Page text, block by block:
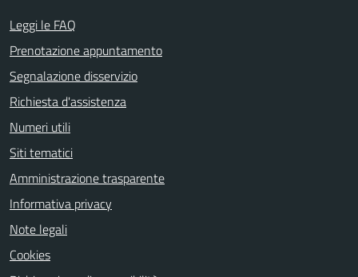
Leggi le FAQ
Prenotazione appuntamento
Segnalazione disservizio
Richiesta d'assistenza
Numeri utili
Siti tematici
Amministrazione trasparente
Informativa privacy
Note legali
Cookies